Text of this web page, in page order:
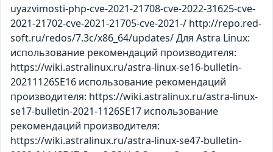
uyazvimosti-php-cve-2021-21708-cve-2022-31625-cve-
2021-21702-cve-2021-21705-cve-2021-/ http://repo.red-
soft.ru/redos/7.3c/x86_64/updates/ Для Astra Linux:
использование рекомендаций производителя:
https://wiki.astralinux.ru/astra-linux-se16-bulletin-
20211126SE16 использование рекомендаций
производителя: https://wiki.astralinux.ru/astra-linux-
se17-bulletin-2021-1126SE17 использование
рекомендаций производителя:
https://wiki.astralinux.ru/astra-linux-se47-bulletin-